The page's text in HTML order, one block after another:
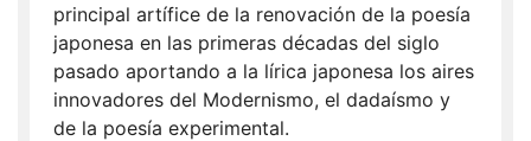
principal artífice de la renovación de la poesía
japonesa en las primeras décadas del siglo
pasado aportando a la lírica japonesa los aires
innovadores del Modernismo, el dadaísmo y
de la poesía experimental.